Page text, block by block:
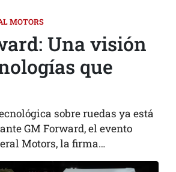
MOTORS
Una visión
que
sobre ruedas ya está
GM Forward, el evento
Motors, la firma…